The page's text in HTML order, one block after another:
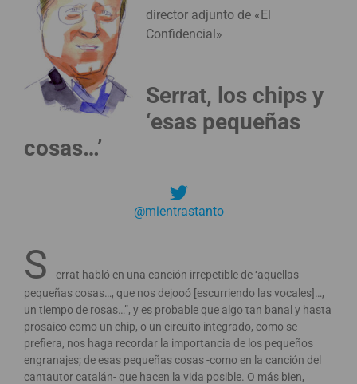
director adjunto de «El
Confidencial»
Serrat, los chips y
‘esas pequeñas
cosas…’
@mientrastanto
S
errat habló en una canción irrepetible de ‘aquellas
pequeñas cosas…, que nos dejooó [escurriendo las vocales]…,
un tiempo de rosas…”, y es probable que algo tan banal y hasta
prosaico como un chip, o un circuito integrado, como se
prefiera, nos haga recordar la importancia de los pequeños
engranajes; de esas pequeñas cosas -como en la canción del
cantautor catalán- que hacen la vida posible. O más bien,